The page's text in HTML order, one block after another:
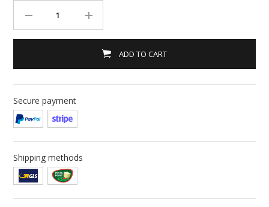
ADD TO CART
Secure payment
Shipping methods